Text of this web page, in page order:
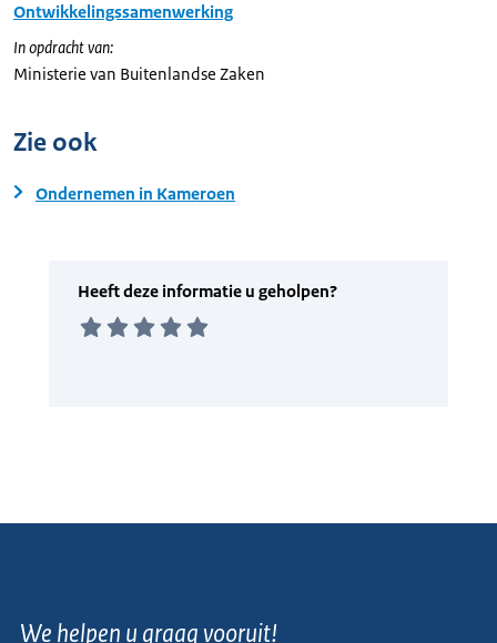
Ontwikkelingssamenwerking
In opdracht van:
Ministerie van Buitenlandse Zaken
Zie ook
Ondernemen in Kameroen
We helpen u graag vooruit!